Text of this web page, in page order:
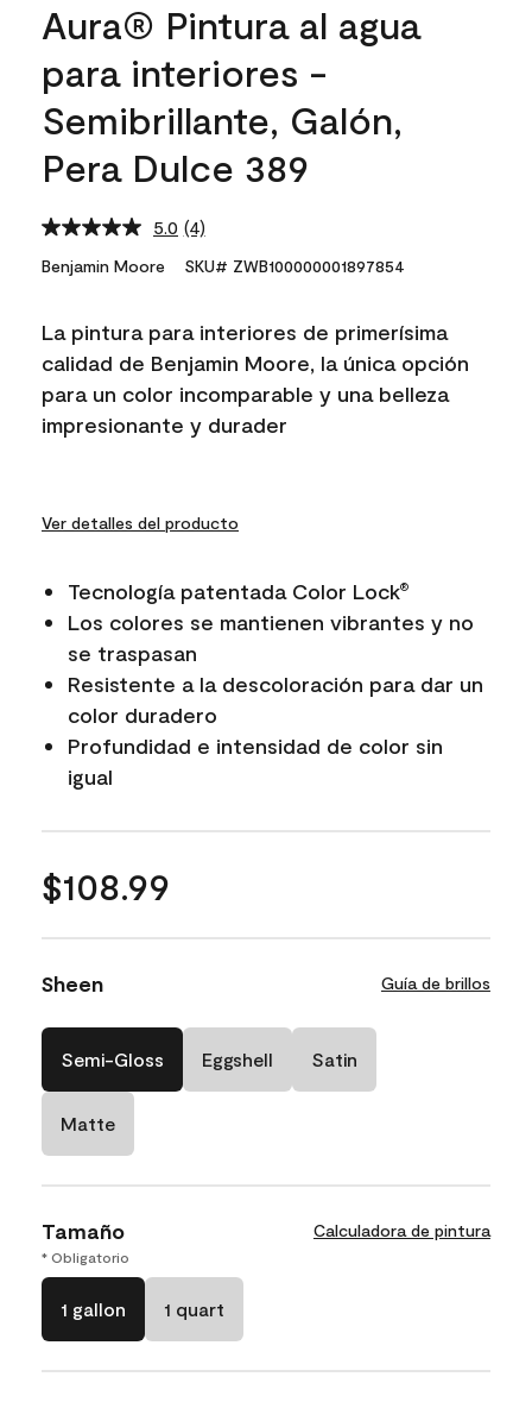
Aura® Pintura al agua
para interiores -
Semibrillante, Galón,
Pera Dulce 389
5.0 Read
4
Reviews.
link.
(4)
Benjamin Moore SKU# ZWB100000001897854
La pintura para interiores de primerísima
calidad de Benjamin Moore, la única opción
para un color incomparable y una belleza
impresionante y durader
Ver detalles del producto
Tecnología patentada Color Lock®
Los colores se mantienen vibrantes y no
se traspasan
Resistente a la descoloración para dar un
color duradero
Profundidad e intensidad de color sin
igual
$108.99
Sheen Guía de brillos
Semi-Gloss Eggshell Satin
Matte
Tamaño Calculadora de pintura
* Obligatorio
1 gallon 1 quart